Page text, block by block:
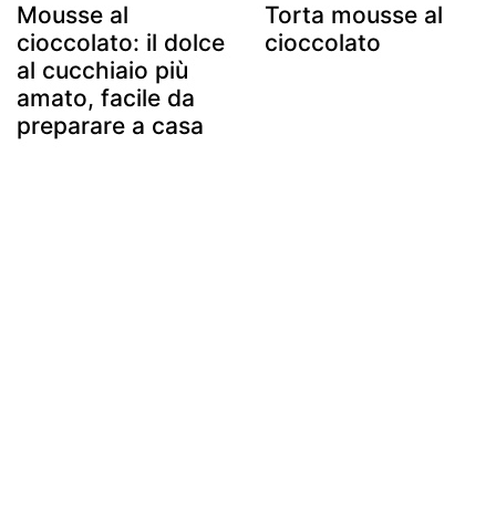
Mousse al
cioccolato: il dolce
al cucchiaio più
amato, facile da
preparare a casa
Torta mousse al
cioccolato